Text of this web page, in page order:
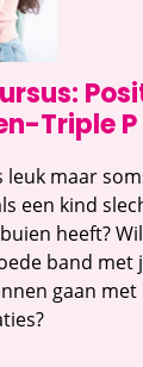
Triple P
leuk maar
een kind
heeft?
band met
gaan met